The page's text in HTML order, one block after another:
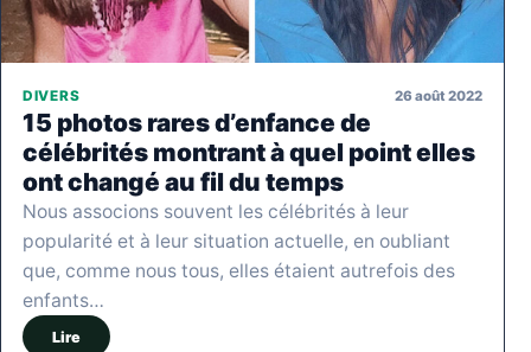
DIVERS 26 août 2022
15 photos rares d’enfance de
célébrités montrant à quel point elles
ont changé au fil du temps
Nous associons souvent les célébrités à leur
popularité et à leur situation actuelle, en oubliant
que, comme nous tous, elles étaient autrefois des
enfants…
Lire